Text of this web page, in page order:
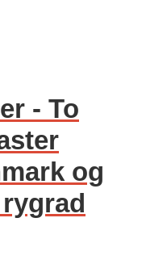
- To
og